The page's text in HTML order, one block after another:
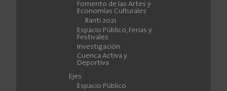
Fomento de las Artes y
Economías Culturales
Ranti 2021
Espacio Público, Ferias y
Festivales
Investigación
Cuenca Activa y
Deportiva
Ejes
Espacio Público